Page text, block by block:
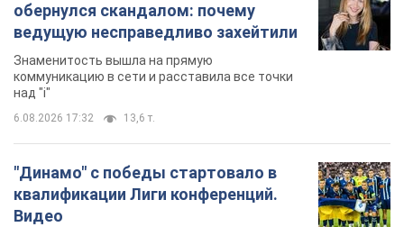
обернулся скандалом: почему
ведущую несправедливо захейтили
Знаменитость вышла на прямую
коммуникацию в сети и расставила все точки
над "i"
6.08.2026 17:32 13,6 т.
"Динамо" с победы стартовало в
квалификации Лиги конференций.
Видео